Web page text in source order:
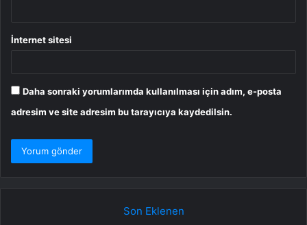
İnternet sitesi
Daha sonraki yorumlarımda kullanılması için adım, e-posta
adresim ve site adresim bu tarayıcıya kaydedilsin.
Son Eklenen